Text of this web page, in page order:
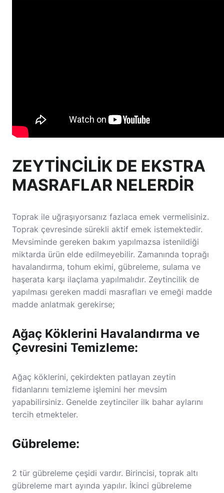
ZEYTİNCİLİK DE EKSTRA
MASRAFLAR NELERDİR
Toprak ile uğraşıyorsanız fazlaca emek vermelisiniz.
Toprak çevresinde sürekli aktif emek istemektedir.
Mevsiminde gereken bakım yapılmazsa istenildiği
miktarda ürün elde edilmeyebilir. Zamanında toprağı
havalandırma, tohum ekimi, gübreleme, sulama ve
haşerata karşı ilaçlama yapılmalıdır. Zeytincilik de
yapılması gereken maddi masrafları ve emeği madde
madde anlatmak gerekirse;
Ağaç Köklerini Havalandırma ve
Çevresini Temizleme:
Ağaç köklerini, çekirdekten patlayan zeytin
fidanlarını temizleme işlemini her mevsim
yapabilirsiniz. Genelde zeytinciler ilk bahar aylarını
tercih etmekteler.
Gübreleme:
2 tür gübreleme çeşidi vardır. Birincisi, toprak altı
gübreleme mart ayında yapılır. İkinci gübreleme